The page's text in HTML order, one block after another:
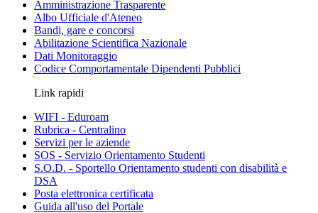
Amministrazione Trasparente
Albo Ufficiale d'Ateneo
Bandi, gare e concorsi
Abilitazione Scientifica Nazionale
Dati Monitoraggio
Codice Comportamentale Dipendenti Pubblici
Link rapidi
WIFI - Eduroam
Rubrica - Centralino
Servizi per le aziende
SOS - Servizio Orientamento Studenti
S.O.D. - Sportello Orientamento studenti con disabilità e
DSA
Posta elettronica certificata
Guida all'uso del Portale